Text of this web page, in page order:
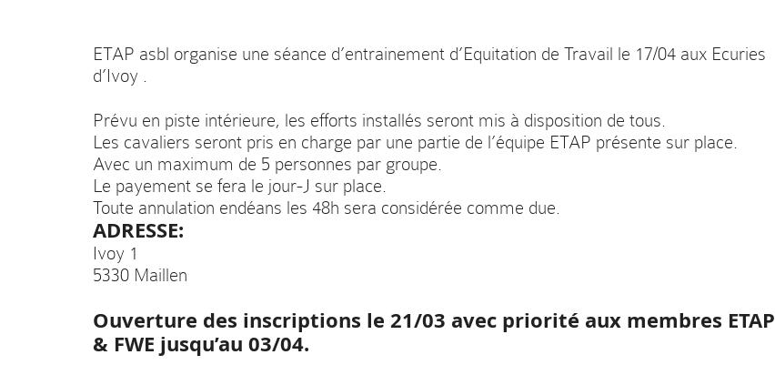
ETAP asbl organise une séance d’entrainement d’Equitation de Travail le 17/04 aux Ecuries
d’Ivoy .
Prévu en piste intérieure, les efforts installés seront mis à disposition de tous.
Les cavaliers seront pris en charge par une partie de l’équipe ETAP présente sur place.
Avec un maximum de 5 personnes par groupe.
Le payement se fera le jour-J sur place.
Toute annulation endéans les 48h sera considérée comme due.
ADRESSE:
Ivoy 1
5330 Maillen
Ouverture des inscriptions le 21/03 avec priorité aux membres ETAP
& FWE jusqu’au 03/04.